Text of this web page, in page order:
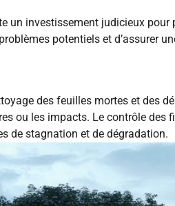
un investissement judicieux
potentiels et d’assurer
des feuilles mortes et des
ou les impacts. Le contrôle
de stagnation et de dégradation.